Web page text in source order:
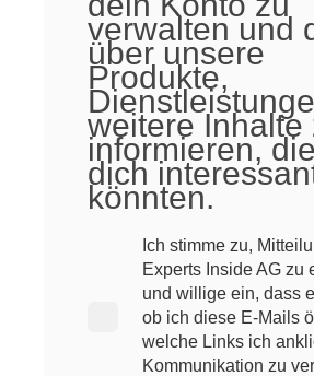
verwalten und
über unsere
Produkte,
weitere Inhalte
informieren,
dich
könnten.
Ich stimme zu,
Experts Inside AG zu
und willige ein, dass
ob ich diese E-Mails
welche Links ich
Kommunikation zu